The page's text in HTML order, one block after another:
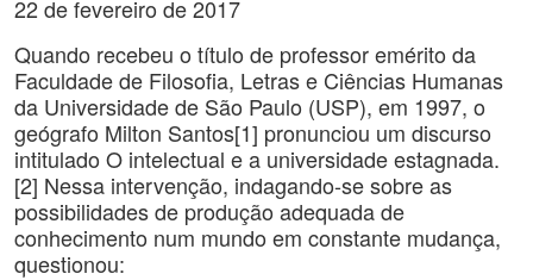
22 de fevereiro de 2017
Quando recebeu o título de professor emérito da
Faculdade de Filosofia, Letras e Ciências Humanas
da Universidade de São Paulo (USP), em 1997, o
geógrafo Milton Santos[1] pronunciou um discurso
intitulado O intelectual e a universidade estagnada.
[2] Nessa intervenção, indagando-se sobre as
possibilidades de produção adequada de
conhecimento num mundo em constante mudança,
questionou: